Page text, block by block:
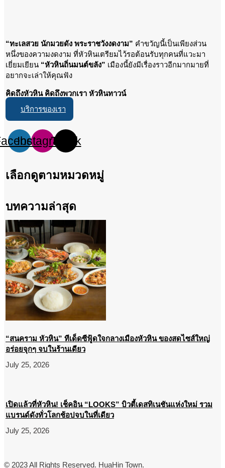
“ทะเลสวย นักมวยดัง พระราชวังงดงาม” คำขวัญนี้เป็นเพียงส่วน
หนึ่งของความงดงาม ที่หัวหินเตรียมไว้รอต้อนรับทุกคนที่แวะมา
เยี่ยมเยียน “หัวหินถิ่นมนต์ขลัง” เมืองนี้ยังมีเรื่องราวอีกมากมายที่
อยากจะเล่าให้คุณฟัง
คิดถึงหัวหิน คิดถึงพวกเรา หัวหินทาวน์
บริการของเรา
InstagramTiktok
เลือกดูตามหมวดหมู่
บทความล่าสุด
“สนคราม หัวหิน” ทีเด็ดซีฟู้ดใจกลางเมืองหัวหิน ของสดไซส์ใหญ่
อร่อยจุกๆ จบในร้านเดียว
July 25, 2026
เปิดแล้วที่หัวหิน! เช็คอิน “LOOKS” บิวตี้เดสทิเนชันแห่งใหม่ รวม
แบรนด์ดังทั่วโลกช้อปจบในที่เดียว
July 25, 2026
© 2023 All Rights Reserved. HuaHin Town.